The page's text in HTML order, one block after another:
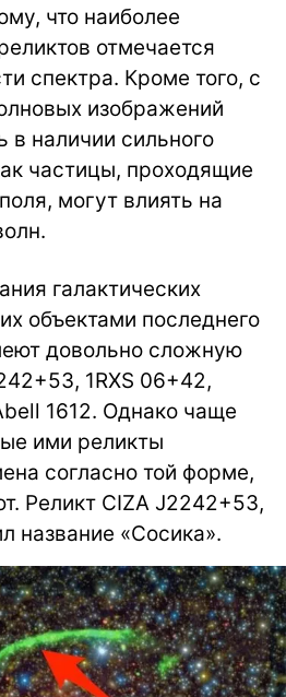
что наиболее
отмечается
спектра. Кроме того, с
изображений
в наличии сильного
частицы, проходящие
могут влиять на
галактических
объектами последнего
довольно сложную
1RXS 06+42,
1612. Однако чаще
ими реликты
согласно той форме,
Реликт CIZA J2242+53,
название «Сосика».